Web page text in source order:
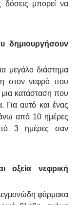
δόσεις μπορεί να
δημιουργήσουν
μεγάλο διάστημα
στον νεφρό που
μια κατάσταση που
Για αυτό και ένας
από 10 ημέρες
3 ημέρες σαν
οξεία νεφρική
φάρμακα